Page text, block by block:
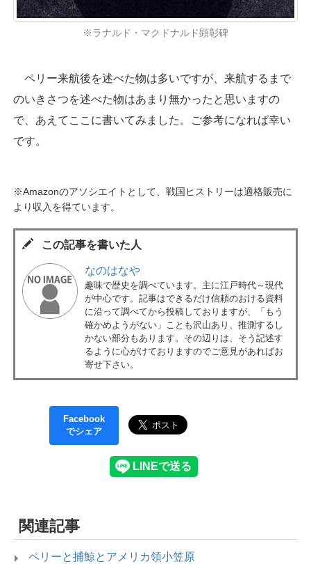
※ラナルド・マクドナルド顕彰碑
ペリー来航後を述べた物は多いですが、来航するまで
のいきさつを述べた物はあまり無かったと思いますの
で、あえてここに書いてみました。ご参考になれば幸い
です。
※Amazonのアソシエイトとして、戦国ヒストリーは適格販売に
より収入を得ています。
この記事を書いた人
なのはなや
趣味で歴史を調べています。主に江戸時代～現代
が中心です。記事はできるだけ信頼のおける資料
に沿って調べてから投稿しておりますが、「もう
確かめようがない」ことも沢山あり、推測するし
かない部分もあります。その辺りは、そう記述す
るように心がけておりますのでご意見があればお
寄せ下さい。
Facebook
でシェア
関連記事
ペリーと捕鯨とアメリカ領小笠原